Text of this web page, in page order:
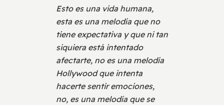
Esto es una vida humana,
esta es una melodía que no
tiene expectativa y que ni tan
siquiera está intentado
afectarte, no es una melodía
Hollywood que intenta
hacerte sentir emociones,
no, es una melodía que se